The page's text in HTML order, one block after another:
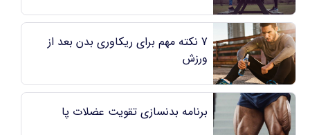
7 نکته مهم برای ریکاوری بدن بعد از
ورزش
برنامه بدنسازی تقویت عضلات پا